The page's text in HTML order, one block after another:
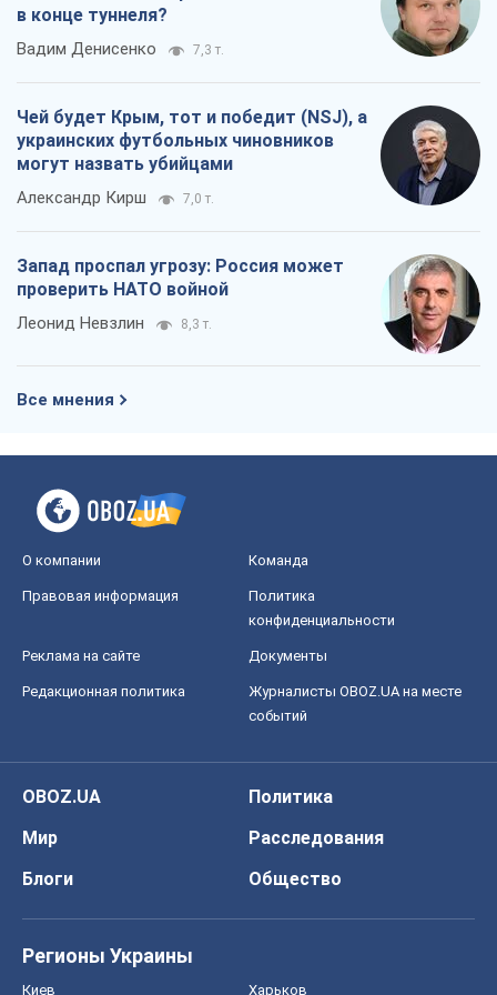
в конце туннеля?
Вадим Денисенко 7,3 т.
Чей будет Крым, тот и победит (NSJ), а
украинских футбольных чиновников
могут назвать убийцами
Александр Кирш 7,0 т.
Запад проспал угрозу: Россия может
проверить НАТО войной
Леонид Невзлин 8,3 т.
Все мнения
О компании Команда
Правовая информация
Политика
конфиденциальности
Реклама на сайте Документы
Редакционная политика
Журналисты OBOZ.UA на месте
событий
OBOZ.UA
Политика
Мир
Расследования
Блоги
Общество
Регионы Украины
Киев Харьков